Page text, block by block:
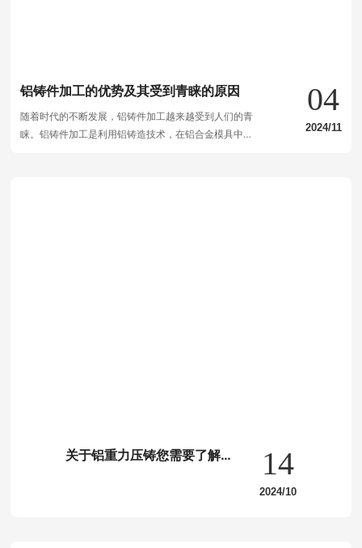
铝铸件加工的优势及其受到青睐的原因
随着时代的不断发展，铝铸件加工越来越受到人们的青
睐。铝铸件加工是利用铝铸造技术，在铝合金模具中将
04
2024/11
关于铝重力压铸您需要了解什
14
2024/10